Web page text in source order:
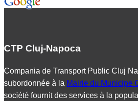
CTP Cluj-Napoca
Compania de Transport Public Cluj
subordonnée à la Mairie du Municipe
société fournit des services à la